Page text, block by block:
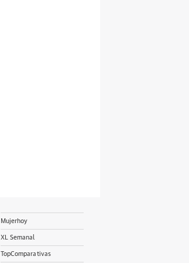
Mujerhoy
XL Semanal
TopComparativas